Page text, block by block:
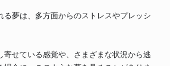
る夢は、多方面からのストレスやプレッシ
寄せている感覚や、さまざまな状況から逃